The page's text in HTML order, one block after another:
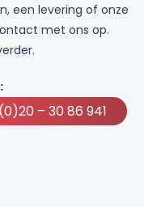
een levering of onze
met ons op.
– 30 86 941